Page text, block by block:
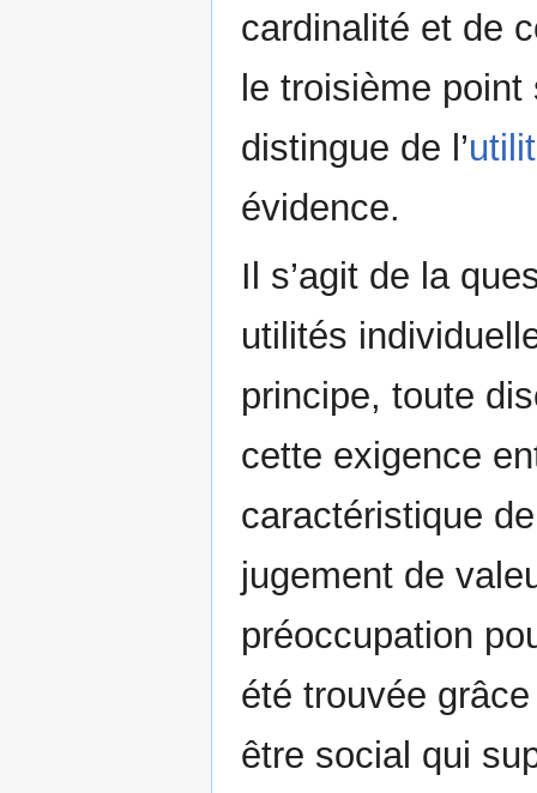
cardinalité et de
le troisième
distingue de l’
évidence.
Il s’agit de la
utilités
principe, toute
cette exigence
caractéristique
jugement de
préoccupation
été trouvée
être social qui